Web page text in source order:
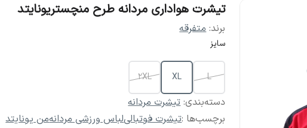
تیشرت هواداری مردانه طرح منچستریونایتد
برند: متفرقه
سایز
L
XL
2XL
دسته‌بندی:تیشرت مردانه
برچسب‌ها :تیشرت فوتبالیلباس ورزشی مردانهمن یونایتد